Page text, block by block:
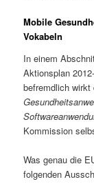
Mobile
Vokabeln
In einem
Aktionsplan
befremdlich wirkt
Kommission
Was genau die
folgenden